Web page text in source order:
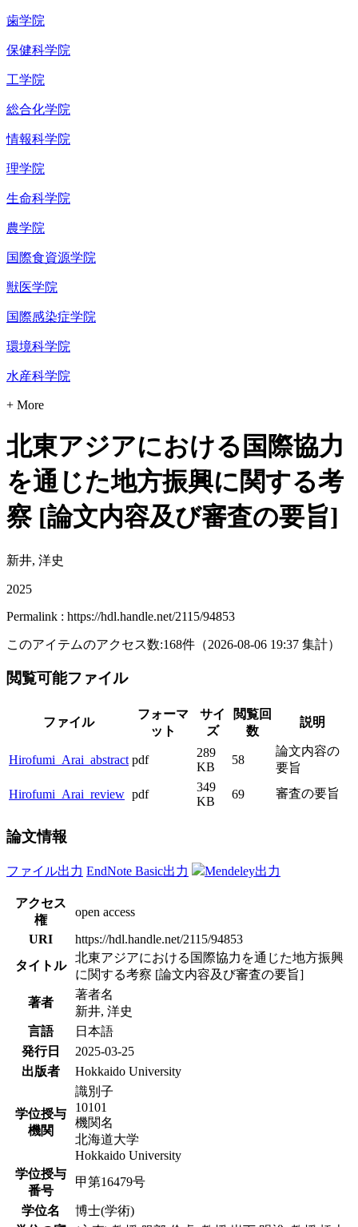
歯学院
保健科学院
工学院
総合化学院
情報科学院
理学院
生命科学院
農学院
国際食資源学院
獣医学院
国際感染症学院
環境科学院
水産科学院
+ More
北東アジアにおける国際協力
を通じた地方振興に関する考
察 [論文内容及び審査の要旨]
新井, 洋史
2025
Permalink : https://hdl.handle.net/2115/94853
このアイテムのアクセス数:168件 （2026-08-06 19:37 集計）
閲覧可能ファイル
ファイル
フォーマ
ット
サイ
ズ
閲覧回
数
説明
Hirofumi_Arai_abstract pdf
289
KB
58
論文内容の
要旨
Hirofumi_Arai_review pdf
349
KB
69 審査の要旨
論文情報
ファイル出力 EndNote Basic出力 Mendeley出力
アクセス
権
open access
URI
https://hdl.handle.net/2115/94853
タイトル
北東アジアにおける国際協力を通じた地方振興
に関する考察 [論文内容及び審査の要旨]
著者
著者名
新井, 洋史
言語
日本語
発行日
2025-03-25
出版者
Hokkaido University
学位授与
機関
識別子
10101
機関名
北海道大学
Hokkaido University
学位授与
番号
甲第16479号
学位名
博士(学術)